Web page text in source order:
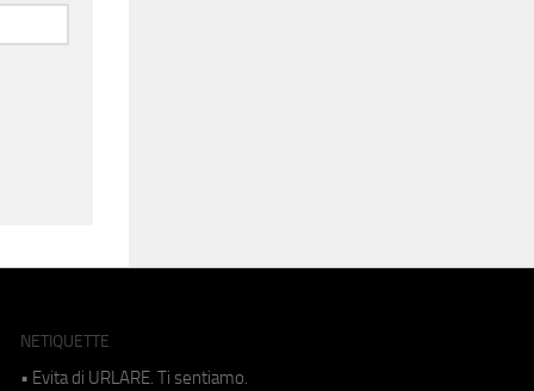
NETIQUETTE
• Evita di URLARE. Ti sentiamo.